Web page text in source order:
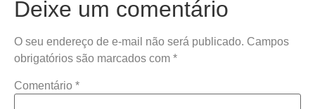
Deixe um comentário
O seu endereço de e-mail não será publicado. Campos
obrigatórios são marcados com *
Comentário *